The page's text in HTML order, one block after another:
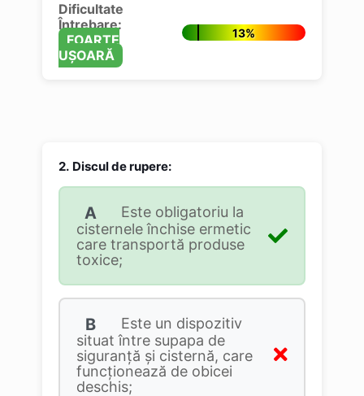
Dificultate
Întrebare:
FOARTE
UȘOARĂ
13%
2. Discul de rupere:
A
Este obligatoriu la
cisternele închise ermetic
care transportă produse
toxice;
B
Este un dispozitiv
situat între supapa de
siguranță și cisternă, care
funcționează de obicei
deschis;